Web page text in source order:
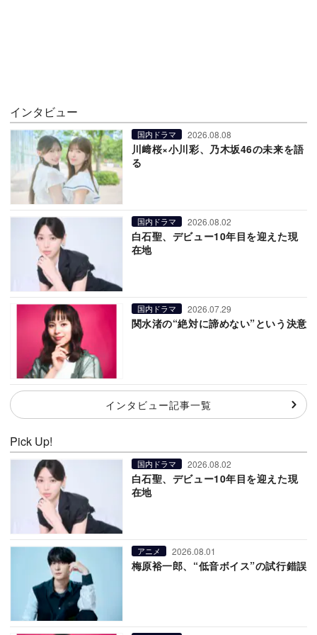
インタビュー
国内ドラマ 2026.08.08
川﨑桜×小川彩、乃木坂46の未来を語
る
国内ドラマ 2026.08.02
白石聖、デビュー10年目を迎えた現
在地
国内ドラマ 2026.07.29
関水渚の“絶対に諦めない”という決意
インタビュー記事一覧
Pick Up!
国内ドラマ 2026.08.02
白石聖、デビュー10年目を迎えた現
在地
アニメ 2026.08.01
梅原裕一郎、“低音ボイス”の試行錯誤